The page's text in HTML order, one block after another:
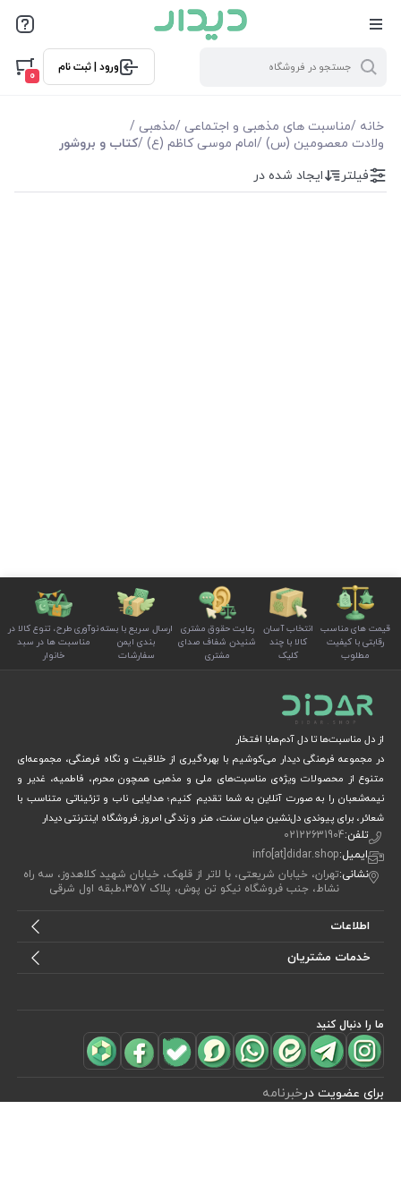
ورود | ثبت نام
0
خانه /مناسبت های مذهبی و اجتماعی /مذهبی /
ولادت معصومین (س) /امام موسی کاظم (ع) /کتاب و بروشور
فیلترها
موجودی
مشاهده محصولات(0)
فیلتر ایجاد شده در
قیمت های مناسب
رقابتی با کیفیت
مطلوب
انتخاب آسان
کالا با چند
کلیک
رعایت حقوق مشتری
شنیدن شفاف صدای
مشتری
ارسال سریع با بسته
بندی ایمن
سفارشات
نوآوری طرح، تنوع کالا در
مناسبت ها در سبد
خانوار
از دل مناسبت‌ها تا دل آدم‌هابا افتخار
در مجموعه فرهنگی دیدار می‌کوشیم با بهره‌گیری از خلاقیت و نگاه فرهنگی، مجموعه‌ای
متنوع از محصولات ویژه‌ی مناسبت‌های ملی و مذهبی همچون محرم، فاطمیه، غدیر و
نیمه‌شعبان را به صورت آنلاین به شما تقدیم کنیم؛ هدایایی ناب و تزئیناتی متناسب با
شعائر، برای پیوندی دل‌نشین میان سنت، هنر و زندگی امروز.فروشگاه اینترنتی دیدار
تلفن:02122631904
ایمیل:info[at]didar.shop
نشانی:تهران، خیابان شریعتی، با لاتر از قلهک، خیابان شهید کلاهدوز، سه راه
نشاط، جنب فروشگاه نیکو تن پوش، پلاک 357،طبقه اول شرقی
اطلاعات
خدمات مشتریان
ما را دنبال کنید
برای عضویت درخبرنامه